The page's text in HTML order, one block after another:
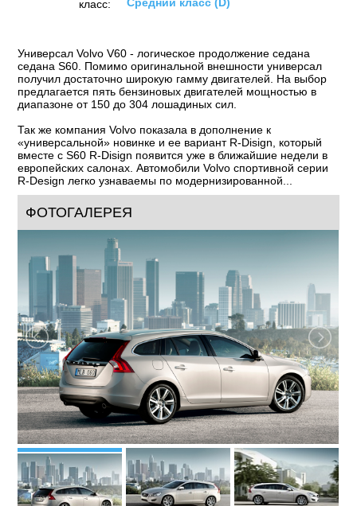
класс:
Универсал Volvo V60 - логическое продолжение седана
седана S60. Помимо оригинальной внешности универсал
получил достаточно широкую гамму двигателей. На выбор
предлагается пять бензиновых двигателей мощностью в
диапазоне от 150 до 304 лошадиных сил.
Так же компания Volvo показала в дополнение к
«универсальной» новинке и ее вариант R-Disign, который
вместе с S60 R-Disign появится уже в ближайшие недели в
европейских салонах. Автомобили Volvo спортивной серии
R-Design легко узнаваемы по модернизированной...
ФОТОГАЛЕРЕЯ